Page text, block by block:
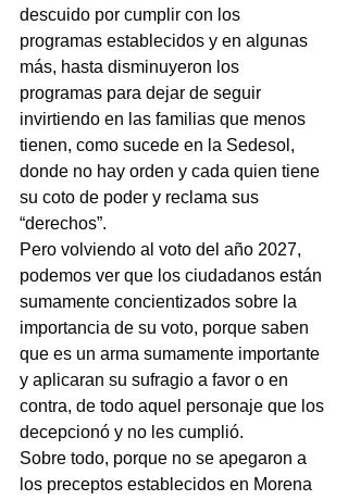
descuido por cumplir con los
programas establecidos y en algunas
más, hasta disminuyeron los
programas para dejar de seguir
invirtiendo en las familias que menos
tienen, como sucede en la Sedesol,
donde no hay orden y cada quien tiene
su coto de poder y reclama sus
“derechos”.
Pero volviendo al voto del año 2027,
podemos ver que los ciudadanos están
sumamente concientizados sobre la
importancia de su voto, porque saben
que es un arma sumamente importante
y aplicaran su sufragio a favor o en
contra, de todo aquel personaje que los
decepcionó y no les cumplió.
Sobre todo, porque no se apegaron a
los preceptos establecidos en Morena